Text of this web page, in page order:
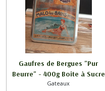
Gaufres de Bergues "Pur
Beurre" - 400g Boite à Sucre
"MALO LES BAINS"
Gateaux